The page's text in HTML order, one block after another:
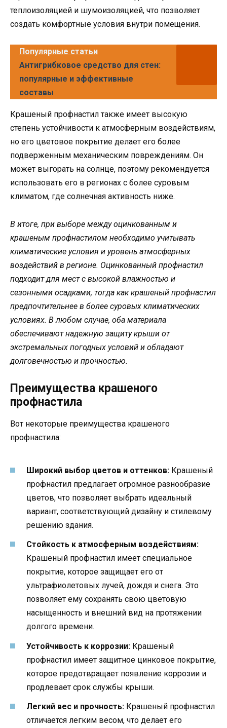
теплоизоляцией и шумоизоляцией, что позволяет
создать комфортные условия внутри помещения.
Популярные статьи
Антигрибковое средство для стен:
популярные и эффективные
составы
Крашеный профнастил также имеет высокую
степень устойчивости к атмосферным воздействиям,
но его цветовое покрытие делает его более
подверженным механическим повреждениям. Он
может выгорать на солнце, поэтому рекомендуется
использовать его в регионах с более суровым
климатом, где солнечная активность ниже.
В итоге, при выборе между оцинкованным и
крашеным профнастилом необходимо учитывать
климатические условия и уровень атмосферных
воздействий в регионе. Оцинкованный профнастил
подходит для мест с высокой влажностью и
сезонными осадками, тогда как крашеный профнастил
предпочтительнее в более суровых климатических
условиях. В любом случае, оба материала
обеспечивают надежную защиту крыши от
экстремальных погодных условий и обладают
долговечностью и прочностью.
Преимущества крашеного
профнастила
Вот некоторые преимущества крашеного
профнастила:
Широкий выбор цветов и оттенков: Крашеный
профнастил предлагает огромное разнообразие
цветов, что позволяет выбрать идеальный
вариант, соответствующий дизайну и стилевому
решению здания.
Стойкость к атмосферным воздействиям:
Крашеный профнастил имеет специальное
покрытие, которое защищает его от
ультрафиолетовых лучей, дождя и снега. Это
позволяет ему сохранять свою цветовую
насыщенность и внешний вид на протяжении
долгого времени.
Устойчивость к коррозии: Крашеный
профнастил имеет защитное цинковое покрытие,
которое предотвращает появление коррозии и
продлевает срок службы крыши.
Легкий вес и прочность: Крашеный профнастил
отличается легким весом, что делает его